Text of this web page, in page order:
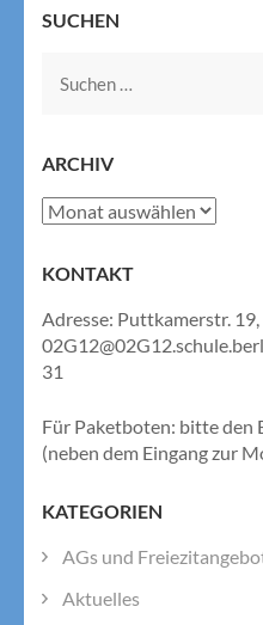
SUCHEN
Suchen
ARCHIV
Archiv
KONTAKT
Adresse: Puttkamerstr.
31
Für Paketboten: bitte den
(neben dem Eingang zur
KATEGORIEN
AGs und
Aktuelles